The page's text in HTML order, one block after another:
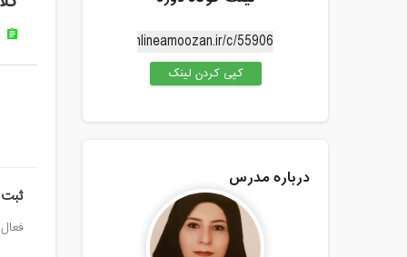
assignment
کپی کردن لینک
درباره مدرس